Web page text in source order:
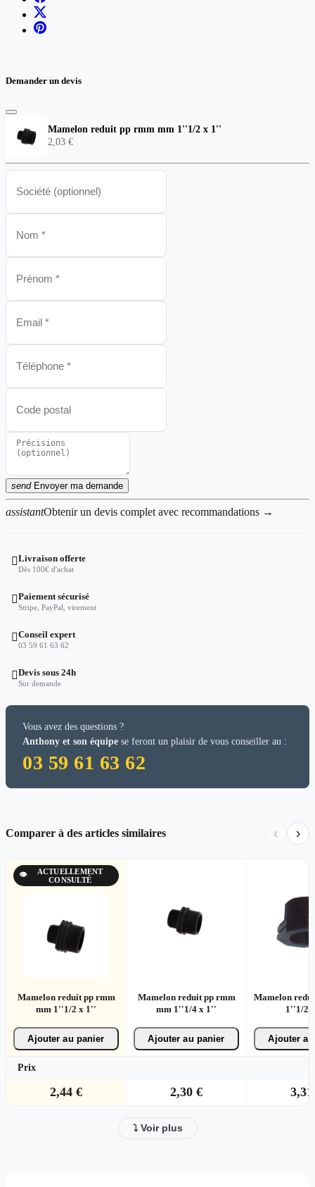
Demander un devis
Mamelon reduit pp rmm mm 1''1/2 x 1''
2,03 €
sendEnvoyer ma demande
assistantObtenir un devis complet avec recommandations →
Livraison offerte
Dès 100€ d'achat
Paiement sécurisé
Stripe, PayPal, virement
Conseil expert
03 59 61 63 62
Devis sous 24h
Sur demande
Vous avez des questions ?
Anthony et son équipe se feront un plaisir de vous conseiller au :
03 59 61 63 62
Comparer à des articles similaires ‹ ›
👁
ACTUELLEMENT
CONSULTÉ
Mamelon reduit pp rmm
mm 1''1/2 x 1''
Mamelon reduit pp rmm
mm 1''1/4 x 1''
Mamelon
1''1/2
Ajouter au panier Ajouter au panier Ajouter
Prix
2,44 € 2,30 €
⤵ Voir plus